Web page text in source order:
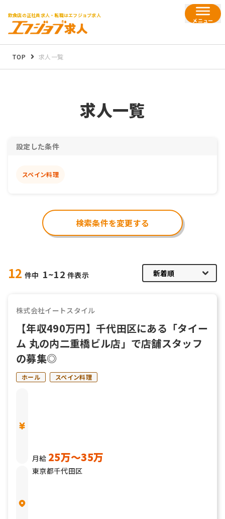
飲食店の正社員求人・転職はエフジョブ求人
メニュー
TOP 求人一覧
求人一覧
設定した条件
スペイン料理
検索条件を変更する
12 件中 1~12 件表示
株式会社イートスタイル
【年収490万円】千代田区にある「タイー
ム 丸の内二重橋ビル店」で店舗スタッフ
の募集◎
ホール スペイン料理
月給 25万〜35万
東京都千代田区